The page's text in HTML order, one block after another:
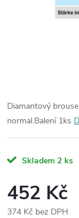
Diamantový
normal.Balení 1ks
Skladem 2 ks
452 Kč
374 Kč bez DPH